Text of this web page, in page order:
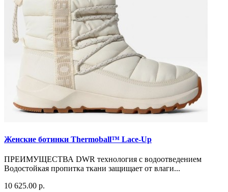
Женские ботинки Thermoball™ Lace-Up
ПРЕИМУЩЕСТВА DWR технология с водоотведением
Водостойкая пропитка ткани защищает от влаги...
10 625.00 р.